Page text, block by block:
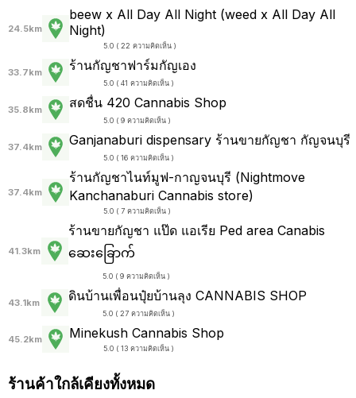
24.5km
beew x All Day All Night (weed x All Day All
Night)
5.0 ( 22 ความคิดเห็น )
33.7km ร้านกัญชาฟาร์มกัญเอง
5.0 ( 41 ความคิดเห็น )
35.8km สดชื่น 420 Cannabis Shop
5.0 ( 9 ความคิดเห็น )
37.4km Ganjanaburi dispensary ร้านขายกัญชา กัญจนบุรี
5.0 ( 16 ความคิดเห็น )
37.4km
ร้านกัญชาไนท์มูฟ-กาญจนบุรี (Nightmove
Kanchanaburi Cannabis store)
5.0 ( 7 ความคิดเห็น )
41.3km
ร้านขายกัญชา แป๊ด แอเรีย Ped area Canabis
ဆေးခြောက်
5.0 ( 9 ความคิดเห็น )
43.1km ดินบ้านเพื่อนปุ๋ยบ้านลุง CANNABIS SHOP
5.0 ( 27 ความคิดเห็น )
45.2km Minekush Cannabis Shop
5.0 ( 13 ความคิดเห็น )
ร้านค้าใกล้เคียงทั้งหมด